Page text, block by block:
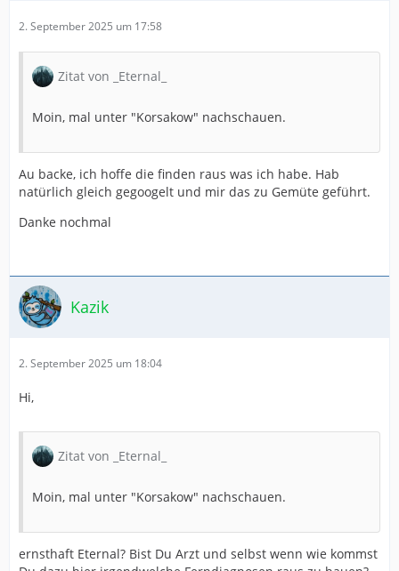
2. September 2025 um 17:58
Zitat von _Eternal_
Moin, mal unter "Korsakow" nachschauen.
Au backe, ich hoffe die finden raus was ich habe. Hab
natürlich gleich gegoogelt und mir das zu Gemüte geführt.
Danke nochmal
Kazik
2. September 2025 um 18:04
Hi,
Zitat von _Eternal_
Moin, mal unter "Korsakow" nachschauen.
ernsthaft Eternal? Bist Du Arzt und selbst wenn wie kommst